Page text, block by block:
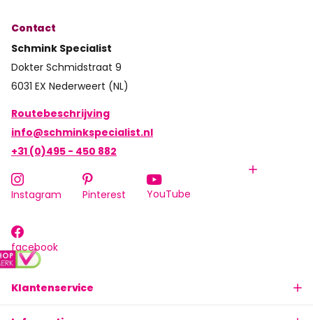
Klantenservice
Contact
Schmink Specialist
Dokter Schmidstraat 9
6031 EX Nederweert (NL)
Routebeschrijving
info@schminkspecialist.nl
+31 (0)495 - 450 882
Instagram Pinterest YouTube
facebook